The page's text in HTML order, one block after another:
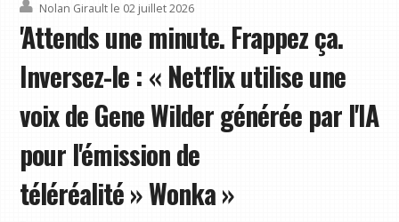
Nolan Girault le 02 juillet 2026
'Attends une minute. Frappez ça.
Inversez-le : « Netflix utilise une
voix de Gene Wilder générée par l'IA
pour l'émission de
téléréalité » Wonka »